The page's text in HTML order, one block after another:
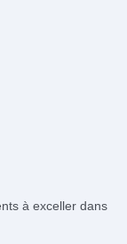
à exceller dans